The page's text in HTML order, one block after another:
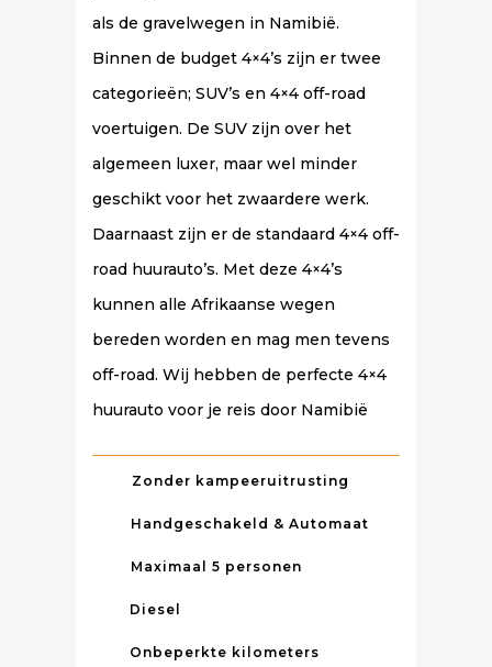
als de gravelwegen in Namibië.
Binnen de budget 4×4’s zijn er twee
categorieën; SUV’s en 4×4 off-road
voertuigen. De SUV zijn over het
algemeen luxer, maar wel minder
geschikt voor het zwaardere werk.
Daarnaast zijn er de standaard 4×4 off-
road huurauto’s. Met deze 4×4’s
kunnen alle Afrikaanse wegen
bereden worden en mag men tevens
off-road. Wij hebben de perfecte 4×4
huurauto voor je reis door Namibië
Zonder kampeeruitrusting
Handgeschakeld & Automaat
Maximaal 5 personen
Diesel
Onbeperkte kilometers